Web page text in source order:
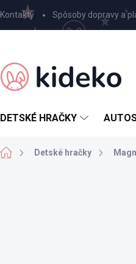
Kontakty Spôsoby dopravy a
DETSKÉ HRAČKY
DomovDetské hračky